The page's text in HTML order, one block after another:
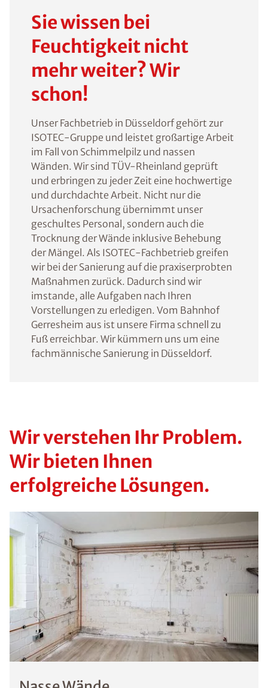
Sie wissen bei
Feuchtigkeit nicht
mehr weiter? Wir
schon!
Unser Fachbetrieb in Düsseldorf gehört zur
ISOTEC-Gruppe und leistet großartige Arbeit
im Fall von Schimmelpilz und nassen
Wänden. Wir sind TÜV-Rheinland geprüft
und erbringen zu jeder Zeit eine hochwertige
und durchdachte Arbeit. Nicht nur die
Ursachenforschung übernimmt unser
geschultes Personal, sondern auch die
Trocknung der Wände inklusive Behebung
der Mängel. Als ISOTEC-Fachbetrieb greifen
wir bei der Sanierung auf die praxiserprobten
Maßnahmen zurück. Dadurch sind wir
imstande, alle Aufgaben nach Ihren
Vorstellungen zu erledigen. Vom Bahnhof
Gerresheim aus ist unsere Firma schnell zu
Fuß erreichbar. Wir kümmern uns um eine
fachmännische Sanierung in Düsseldorf.
Wir verstehen Ihr Problem.
Wir bieten Ihnen
erfolgreiche Lösungen.